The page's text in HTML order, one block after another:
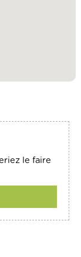
le faire